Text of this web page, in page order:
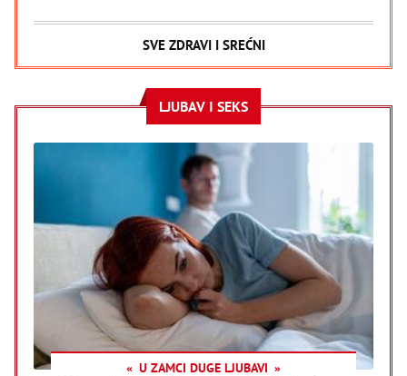
SVE ZDRAVI I SREĆNI
LJUBAV I SEKS
U ZAMCI DUGE LJUBAVI